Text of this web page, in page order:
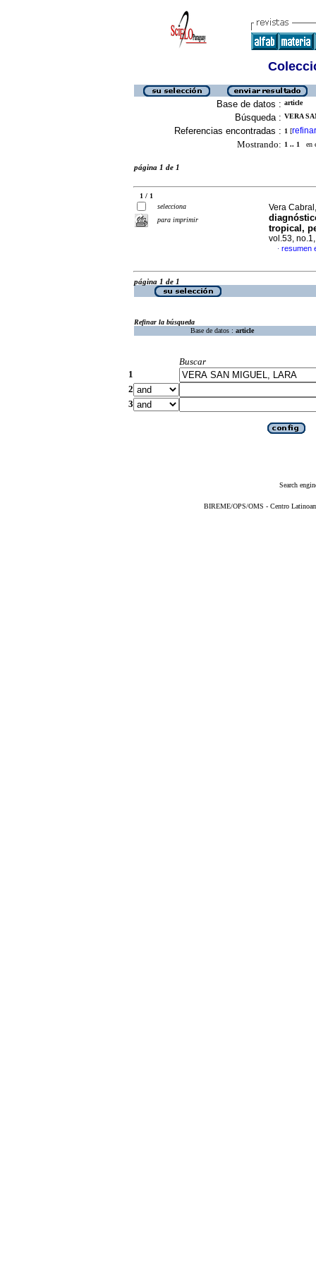
Base de datos : article
Búsqueda : VERA
Referencias encontradas : 1 [refinar
Mostrando: 1 .. 1 en
página 1 de 1
1 / 1
selecciona
para imprimir
Vera
tropical,
vol.53,
· resumen
página 1 de 1
Refinar la búsqueda
Base de datos : article
Buscar
1
2
3
Search
BIREME/OPS/OMS - Centro